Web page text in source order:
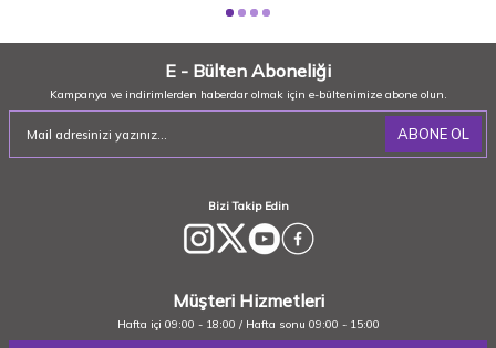
E - Bülten Aboneliği
Kampanya ve indirimlerden haberdar olmak için e-bültenimize abone olun.
ABONE OL
Bizi Takip Edin
Müşteri Hizmetleri
Hafta içi 09:00 - 18:00 / Hafta sonu 09:00 - 15:00